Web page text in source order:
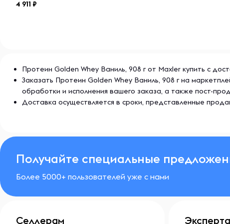
4 911
Протеин Golden Whey Ваниль, 908 г от Maxler купить с
Заказать Протеин Golden Whey Ваниль, 908 г на
обработки и исполнения вашего заказа, а также пост-
Доставка осуществляется в сроки, представленные
Получайте специальные
Более 5000+ пользователей уже с нами
Селлерам